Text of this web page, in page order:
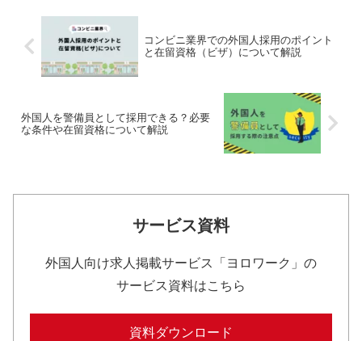
コンビニ業界での外国人採用のポイント
と在留資格（ビザ）について解説
外国人を警備員として採用できる？必要
な条件や在留資格について解説
サービス資料
外国人向け求人掲載サービス「ヨロワーク」の
サービス資料はこちら
資料ダウンロード